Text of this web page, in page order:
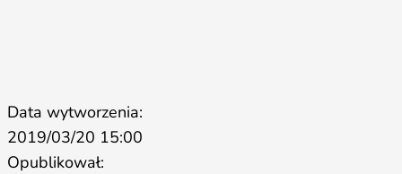
Data wytworzenia:
2019/03/20 15:00
Opublikował: